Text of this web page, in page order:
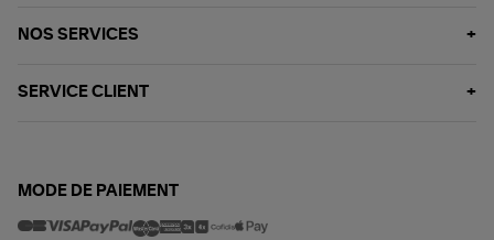
NOS SERVICES
SERVICE CLIENT
MODE DE PAIEMENT